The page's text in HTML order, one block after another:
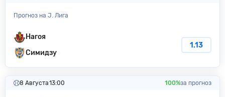
Прогноз на J. Лига
Нагоя
Симидзу
1.13
8 Августа13:00 100%за прогноз